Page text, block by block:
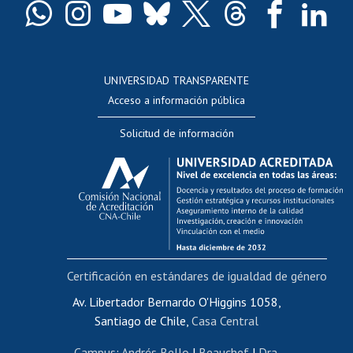
Docentes
Evaluación docente
Calificación académica
Postulación al AUCAI
Funcionarias/os
Cursos internos de capacitación
Bienestar del personal
Portal de movilidad interna
Certificado de renta
Certificado de renta honorarios
UNIVERSIDAD TRANSPARENTE
Acceso a información pública
Solicitud de información
Av. Libertador Bernardo O'Higgins 1058,
Santiago de Chile, Casa Central
Certificación en estándares de igualdad de género